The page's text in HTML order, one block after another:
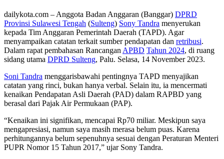
dailykota.com – Anggota Badan Anggaran (Banggar) DPRD
Provinsi Sulawesi Tengah (Sulteng) Sony Tandra menyerukan
kepada Tim Anggaran Pemerintah Daerah (TAPD). Agar
menyampaikan catatan terkait sumber pendapatan dan retribusi.
Dalam rapat pembahasan Rancangan APBD Tahun 2024, di ruang
sidang utama DPRD Sulteng, Palu. Selasa, 14 November 2023.
Soni Tandra menggarisbawahi pentingnya TAPD menyajikan
catatan yang rinci, bukan hanya verbal. Selain itu, ia mencermati
kenaikan Pendapatan Asli Daerah (PAD) dalam RAPBD yang
berasal dari Pajak Air Permukaan (PAP).
“Kenaikan ini signifikan, mencapai Rp70 miliar. Meskipun saya
mengapresiasi, namun saya masih merasa belum puas. Karena
perhitungannya belum sepenuhnya sesuai dengan Peraturan Menteri
PUPR Nomor 15 Tahun 2017,” ujar Sony Tandra.